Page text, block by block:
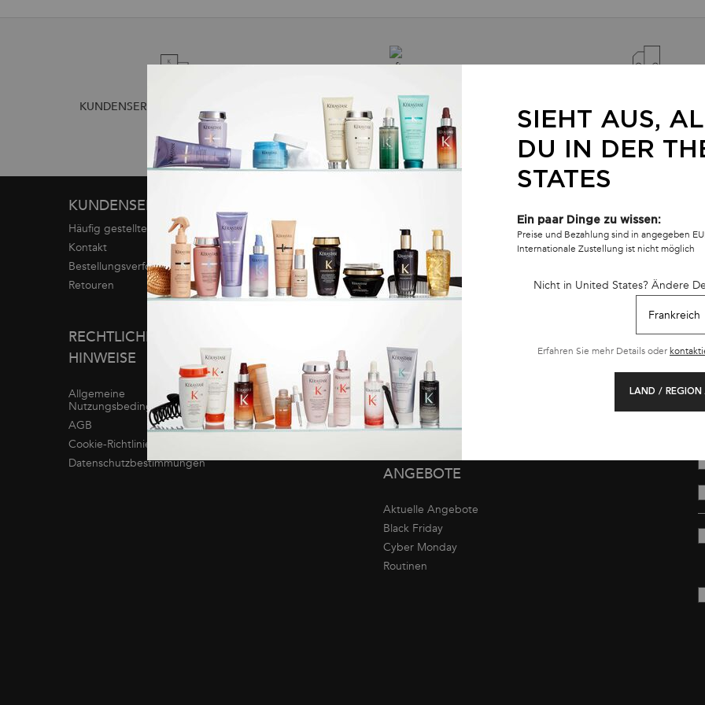
KUNDENSERVICE +49 72 198814304
2 WÄHLBARE GRATISPROBEN ZU IHRER
BESTELLUNG
EINKAUFSWERT UND
RETOUREN
KUNDENSERVICE
Häufig gestellte fragen
Kontakt
Bestellungsverfolgung
Retouren
RECHTLICHE
HINWEISE
Allgemeine
Nutzungsbedingungen
AGB
Cookie-Richtlinien
Datenschutzbestimmungen
Diagnose
Einen Salon finden
Serviceleistungen im Salon
Sitemap
Informationen über
Kérastase
CSR-Engagement
PRODUKTE
Shampoos
Sulfatfreie Shampoos
Haarmasquen
Conditioner
Geschenksets
Bestseller
Reisegrößen
ANGEBOTE
Aktuelle Angebote
Black Friday
Cyber Monday
Routinen
SIEHT AUS,
DU IN DER
STATES
Ein paar Dinge zu wissen:
Preise und Bezahlung sind in angegeben
Internationale Zustellung ist nicht möglich
Nicht in United States? Ändere
Erfahren Sie mehr Details oder
LAND / REGION